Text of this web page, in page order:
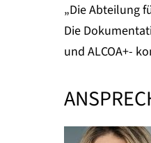
„Die Abteilung
Die
und ALCOA+-